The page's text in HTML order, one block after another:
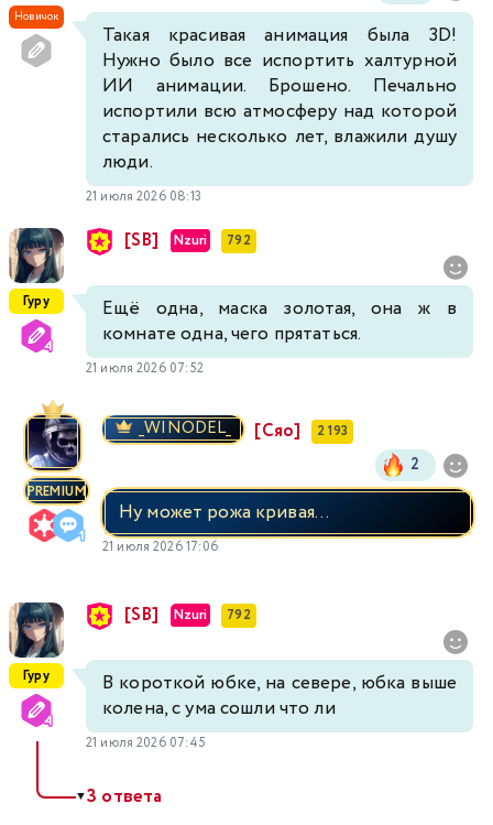
Новичок
Такая красивая анимация была 3D!
Нужно было все испортить халтурной
ИИ анимации. Брошено. Печально
испортили всю атмосферу над которой
старались несколько лет, влажили душу
люди.
21 июля 2026 08:13
Гуру
[SB] Nzuri 792
Ещё одна, маска золотая, она ж в
комнате одна, чего прятаться.
21 июля 2026 07:52
PREMIUM
_WINODEL_ [Сяо] 2 193
2
Ну может рожа кривая...
21 июля 2026 17:06
Гуру
[SB] Nzuri 792
В короткой юбке, на севере, юбка выше
колена, с ума сошли что ли
21 июля 2026 07:45
▼3 ответа